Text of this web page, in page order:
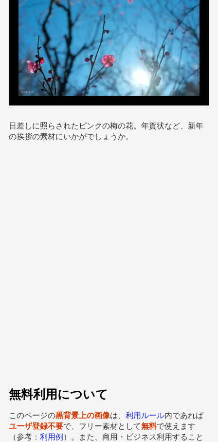
日差しに照らされたピンクの梅の花。年賀状など、新年
の挨拶の素材にいかがでしょうか。
無料利用について
このページの黒背景上の画像は、 利用ルール内であれば
ユーザ登録不要で、フリー素材として無料で使えます
（参考： 利用例）。また、商用・ビジネス利用すること